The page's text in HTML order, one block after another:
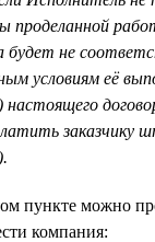
проделанной
будет не
условиям её
заказчику
пункте можно
компания: